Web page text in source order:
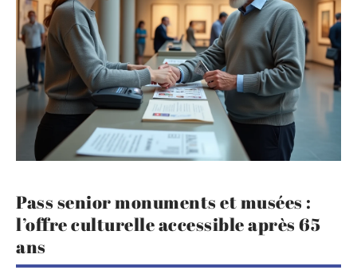
Pass senior monuments et musées :
l’offre culturelle accessible après 65
ans